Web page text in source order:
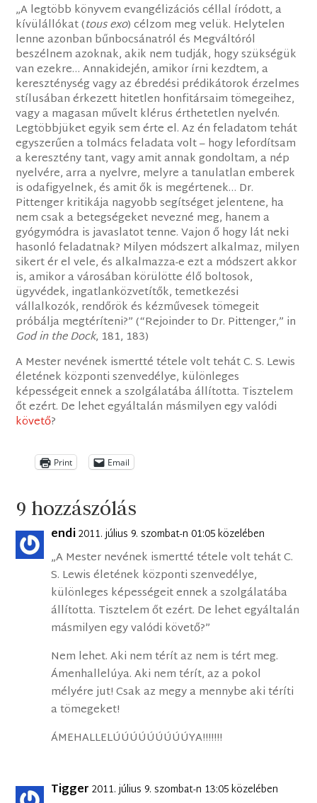
„A legtöbb könyvem evangélizációs céllal íródott, a
kívülállókat (tous exo) célzom meg velük. Helytelen
lenne azonban bűnbocsánatról és Megváltóról
beszélnem azoknak, akik nem tudják, hogy szükségük
van ezekre… Annakidején, amikor írni kezdtem, a
kereszténység vagy az ébredési prédikátorok érzelmes
stílusában érkezett hitetlen honfitársaim tömegeihez,
vagy a magasan művelt klérus érthetetlen nyelvén.
Legtöbbjüket egyik sem érte el. Az én feladatom tehát
egyszerűen a tolmács feladata volt – hogy lefordítsam
a keresztény tant, vagy amit annak gondoltam, a nép
nyelvére, arra a nyelvre, melyre a tanulatlan emberek
is odafigyelnek, és amit ők is megértenek… Dr.
Pittenger kritikája nagyobb segítséget jelentene, ha
nem csak a betegségeket nevezné meg, hanem a
gyógymódra is javaslatot tenne. Vajon ő hogy lát neki
hasonló feladatnak? Milyen módszert alkalmaz, milyen
sikert ér el vele, és alkalmazza-e ezt a módszert akkor
is, amikor a városában körülötte élő boltosok,
ügyvédek, ingatlanközvetítők, temetkezési
vállalkozók, rendőrök és kézművesek tömegeit
próbálja megtéríteni?” (“Rejoinder to Dr. Pittenger,” in
God in the Dock, 181, 183)
A Mester nevének ismertté tétele volt tehát C. S. Lewis
életének központi szenvedélye, különleges
képességeit ennek a szolgálatába állította. Tisztelem
őt ezért. De lehet egyáltalán másmilyen egy valódi
követő?
Print Email
9 hozzászólás
endi2011. július 9. szombat-n 01:05 közelében
„A Mester nevének ismertté tétele volt tehát C.
S. Lewis életének központi szenvedélye,
különleges képességeit ennek a szolgálatába
állította. Tisztelem őt ezért. De lehet egyáltalán
másmilyen egy valódi követő?”
Nem lehet. Aki nem térít az nem is tért meg.
Ámenhallelúya. Aki nem térít, az a pokol
mélyére jut! Csak az megy a mennybe aki téríti
a tömegeket!
ÁMEHALLELÚÚÚÚÚÚÚÚÚYA!!!!!!!
Tigger 2011. július 9. szombat-n 13:05 közelében